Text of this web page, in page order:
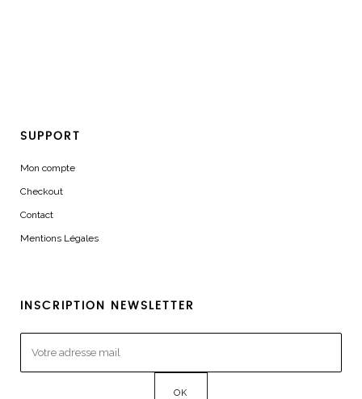
SUPPORT
Mon compte
Checkout
Contact
Mentions Légales
INSCRIPTION NEWSLETTER